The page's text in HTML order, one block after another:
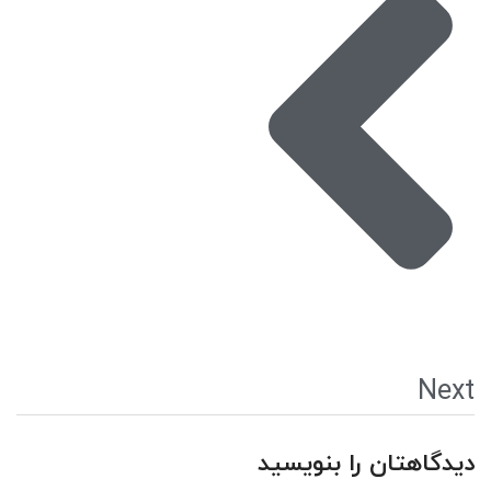
Next
دیدگاهتان را بنویسید